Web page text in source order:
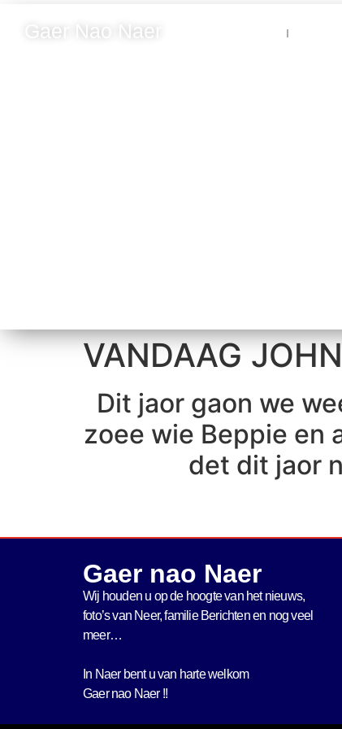
Gaer Nao Naer
VANDAAG
Dit jaor gaon we
zoee wie Beppie en
det dit jaor
Gaer nao Naer
Wij houden u op de hoogte van het nieuws,
foto’s van Neer, familie Berichten en nog veel
meer…
In Naer bent u van harte welkom
Gaer nao Naer !!